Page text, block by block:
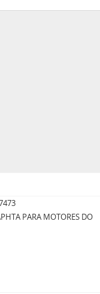
PARA MOTORES DO